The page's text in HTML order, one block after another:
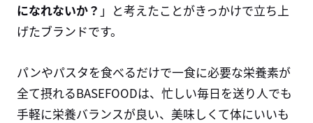
になれないか？ 」と考えたことがきっかけで立ち上
げたブランドです。
パンやパスタを食べるだけで一食に必要な栄養素が
全て摂れるBASEFOODは、忙しい毎日を送り人でも
手軽に栄養バランスが良い、美味しくて体にいいも